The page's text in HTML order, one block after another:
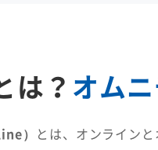
は？ オム
） とは、オンライン